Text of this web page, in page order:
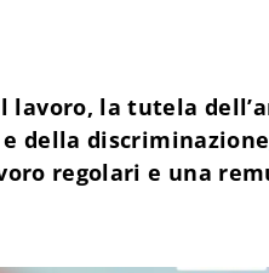
lavoro, la tutela
della
regolari e una